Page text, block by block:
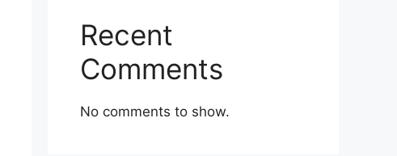
Recent
Comments
No comments to show.